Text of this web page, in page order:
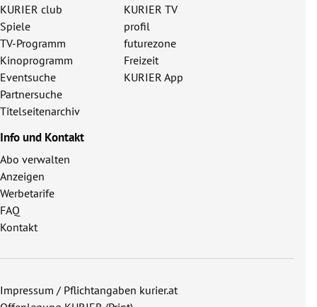
KURIER club
Spiele
TV-Programm
Kinoprogramm
Eventsuche
Partnersuche
Titelseitenarchiv
KURIER TV
profil
futurezone
Freizeit
KURIER App
Info und Kontakt
Abo verwalten
Anzeigen
Werbetarife
FAQ
Kontakt
Impressum / Pflichtangaben kurier.at